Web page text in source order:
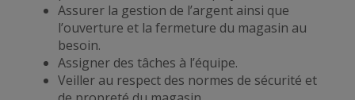
Assurer la gestion de l’argent ainsi que
l’ouverture et la fermeture du magasin au
besoin.
Assigner des tâches à l’équipe.
Veiller au respect des normes de sécurité et